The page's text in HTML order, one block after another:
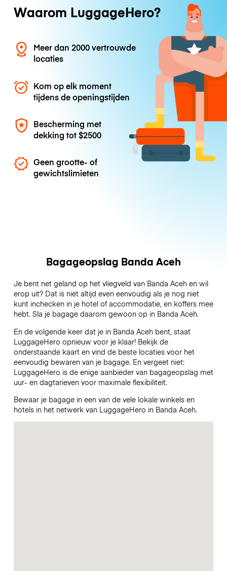
Waarom LuggageHero?
Meer dan 2000 vertrouwde
locaties
Kom op elk moment
tijdens de openingstijden
Bescherming met
dekking tot$2500
Geen grootte- of
gewichtslimieten
Bagageopslag Banda Aceh
Je bent net geland op het vliegveld van Banda Aceh en wil
erop uit? Dat is niet altijd even eenvoudig als je nog niet
kunt inchecken in je hotel of accommodatie, en koffers mee
hebt. Sla je bagage daarom gewoon op in Banda Aceh.
En de volgende keer dat je in Banda Aceh bent, staat
LuggageHero opnieuw voor je klaar! Bekijk de
onderstaande kaart en vind de beste locaties voor het
eenvoudig bewaren van je bagage. En vergeet niet:
LuggageHero is de enige aanbieder van bagageopslag met
uur- en dagtarieven voor maximale flexibiliteit.
Bewaar je bagage in een van de vele lokale winkels en
hotels in het netwerk van LuggageHero in Banda Aceh.